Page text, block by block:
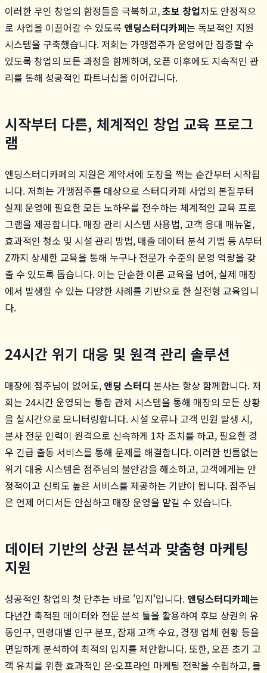
이러한 무인 창업의 함정들을 극복하고,초보 창업자도 안정적으
로 사업을 이끌어갈 수 있도록 앤딩스터디카페는 독보적인 지원
시스템을 구축했습니다. 저희는 가맹점주가 운영에만 집중할 수
있도록 창업의 모든 과정을 함께하며, 오픈 이후에도 지속적인 관
리를 통해 성공적인 파트너십을 이어갑니다.
시작부터 다른, 체계적인 창업 교육 프로그
램
앤딩스터디카페의 지원은 계약서에 도장을 찍는 순간부터 시작됩
니다. 저희는 가맹점주를 대상으로 스터디카페 사업의 본질부터
실제 운영에 필요한 모든 노하우를 전수하는 체계적인 교육 프로
그램을 제공합니다. 매장 관리 시스템 사용법, 고객 응대 매뉴얼,
효과적인 청소 및 시설 관리 방법, 매출 데이터 분석 기법 등 A부터
Z까지 상세한 교육을 통해 누구나 전문가 수준의 운영 역량을 갖
출 수 있도록 돕습니다. 이는 단순한 이론 교육을 넘어, 실제 매장
에서 발생할 수 있는 다양한 사례를 기반으로 한 실전형 교육입니
다.
24시간 위기 대응 및 원격 관리 솔루션
매장에 점주님이 없어도, 앤딩 스터디 본사는 항상 함께합니다. 저
희는 24시간 운영되는 통합 관제 시스템을 통해 매장의 모든 상황
을 실시간으로 모니터링합니다. 시설 오류나 고객 민원 발생 시,
본사 전문 인력이 원격으로 신속하게 1차 조치를 하고, 필요한 경
우 긴급 출동 서비스를 통해 문제를 해결합니다. 이러한 빈틈없는
위기 대응 시스템은 점주님의 불안감을 해소하고, 고객에게는 안
정적이고 신뢰도 높은 서비스를 제공하는 기반이 됩니다. 점주님
은 언제 어디서든 안심하고 매장 운영을 맡길 수 있습니다.
데이터 기반의 상권 분석과 맞춤형 마케팅
지원
성공적인 창업의 첫 단추는 바로 '입지'입니다. 앤딩스터디카페는
다년간 축적된 데이터와 전문 분석 툴을 활용하여 후보 상권의 유
동인구, 연령대별 인구 분포, 잠재 고객 수요, 경쟁 업체 현황 등을
면밀하게 분석하여 최적의 입지를 제안합니다. 또한, 오픈 초기 고
객 유치를 위한 효과적인 온·오프라인 마케팅 전략을 수립하고, 블